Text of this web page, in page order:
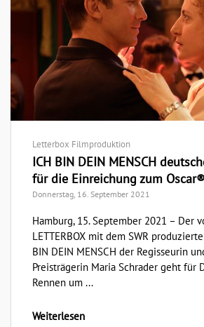
Letterbox Filmproduktion
ICH BIN DEIN MENSCH
für die Einreichung zum Oscar®
Donnerstag, 16. September 2021
Hamburg, 15. September 2021 – Der
LETTERBOX mit dem SWR
BIN DEIN MENSCH der Regisseurin
Preisträgerin Maria Schrader geht für
Rennen um ...
Weiterlesen